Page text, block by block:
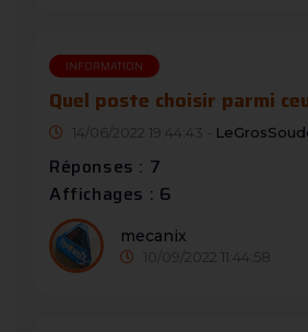
INFORMATION
Quel poste choisir parmi
14/06/2022 19:44:43 -
Réponses : 7
Affichages : 6
mecanix
10/09/2022 11:44:58